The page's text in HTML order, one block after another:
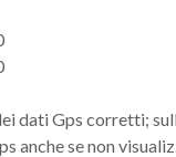
dati Gps corretti;
anche se non